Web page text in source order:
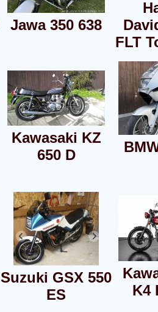
Jawa 350 638
FLT
Kawasaki KZ
650 D
Suzuki GSX 550
ES
K4